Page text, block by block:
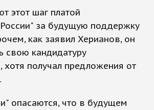
этот шаг платой
за будущую поддержку
как заявил Херианов, он
свою кандидатуру
хотя получал предложения от
опасаются, что в будущем